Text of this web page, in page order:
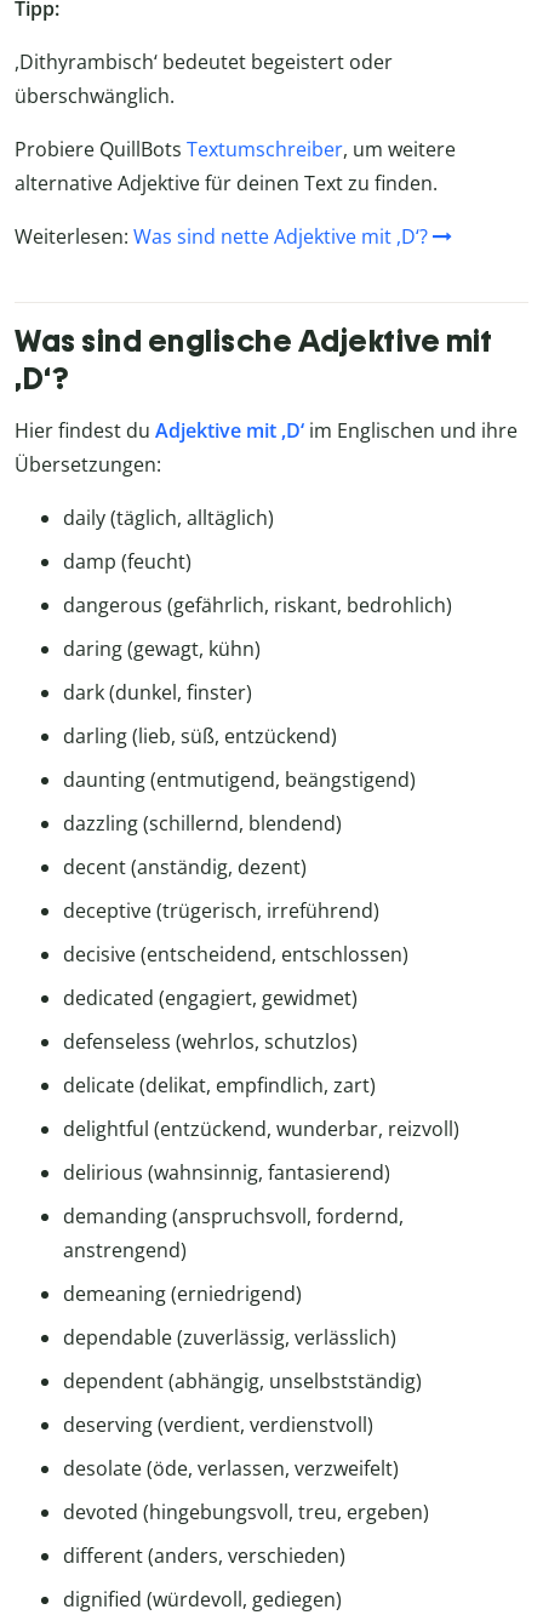
Tipp:
,Dithyrambisch‘ bedeutet begeistert oder
überschwänglich.
Probiere QuillBots Textumschreiber, um weitere
alternative Adjektive für deinen Text zu finden.
Weiterlesen: Was sind nette Adjektive mit ,D‘?
Was sind englische Adjektive mit
,D‘?
Hier findest du Adjektive mit ,D‘ im Englischen und ihre
Übersetzungen:
daily (täglich, alltäglich)
damp (feucht)
dangerous (gefährlich, riskant, bedrohlich)
daring (gewagt, kühn)
dark (dunkel, finster)
darling (lieb, süß, entzückend)
daunting (entmutigend, beängstigend)
dazzling (schillernd, blendend)
decent (anständig, dezent)
deceptive (trügerisch, irreführend)
decisive (entscheidend, entschlossen)
dedicated (engagiert, gewidmet)
defenseless (wehrlos, schutzlos)
delicate (delikat, empfindlich, zart)
delightful (entzückend, wunderbar, reizvoll)
delirious (wahnsinnig, fantasierend)
demanding (anspruchsvoll, fordernd,
anstrengend)
demeaning (erniedrigend)
dependable (zuverlässig, verlässlich)
dependent (abhängig, unselbstständig)
deserving (verdient, verdienstvoll)
desolate (öde, verlassen, verzweifelt)
devoted (hingebungsvoll, treu, ergeben)
different (anders, verschieden)
dignified (würdevoll, gediegen)